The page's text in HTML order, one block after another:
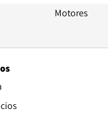
Motores